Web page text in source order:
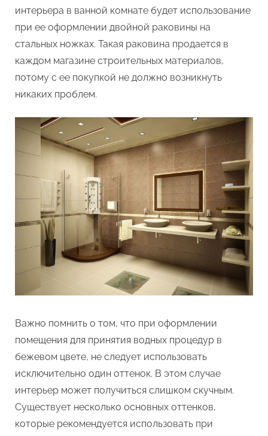
интерьера в ванной комнате будет использование
при ее оформлении двойной раковины на
стальных ножках. Такая раковина продается в
каждом магазине строительных материалов,
потому с ее покупкой не должно возникнуть
никаких проблем.
Важно помнить о том, что при оформлении
помещения для принятия водных процедур в
бежевом цвете, не следует использовать
исключительно один оттенок. В этом случае
интерьер может получиться слишком скучным.
Существует несколько основных оттенков,
которые рекомендуется использовать при